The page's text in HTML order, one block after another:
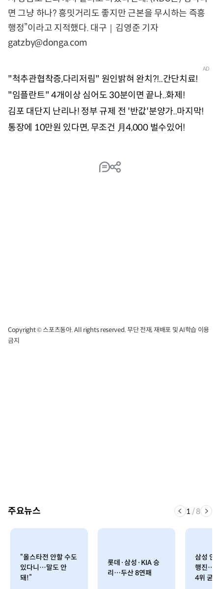
면 그냥 하나? 흥밋거리도 좋지만 근본을 무시하는 즉흥
행정”이라고 지적했다. 대구｜김영준 기자
gatzby@donga.com
Copyright © 스포츠동아. All rights reserved. 무단 전재, 재배포 및 AI학습 이용
금지
주요뉴스 1 /8
“올스타전 안할 수도
있다니…말도 안
돼!”
롯데·삼성·KIA 승
리…두산 8연패
삼성 안
행진…
4위 굳